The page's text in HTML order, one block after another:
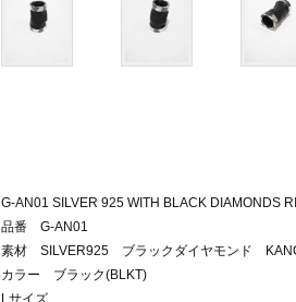
G-AN01 SILVER 925 WITH BLACK DIAMONDS
品番 G-AN01
素材 SILVER925 ブラックダイヤモンド
カラー ブラック(BLKT)
Lサイズ